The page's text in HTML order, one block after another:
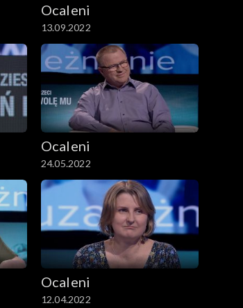
Ocaleni
13.09.2022
Ocaleni
24.05.2022
Ocaleni
12.04.2022